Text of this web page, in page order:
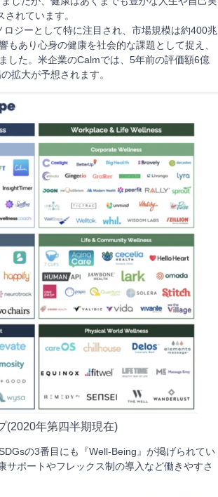
れています。
ジーとして特に注目され、市場規模は約400兆
あり心身の健康を社会的な課題として捉え、
した。米企業のCalmでは、5年前の評価額6億
拡大が予想されます。
(2020年第四半期現在)
の3番目にも『Well-Being』が掲げられてい
ポートやフレックス制の導入など働きやすさ